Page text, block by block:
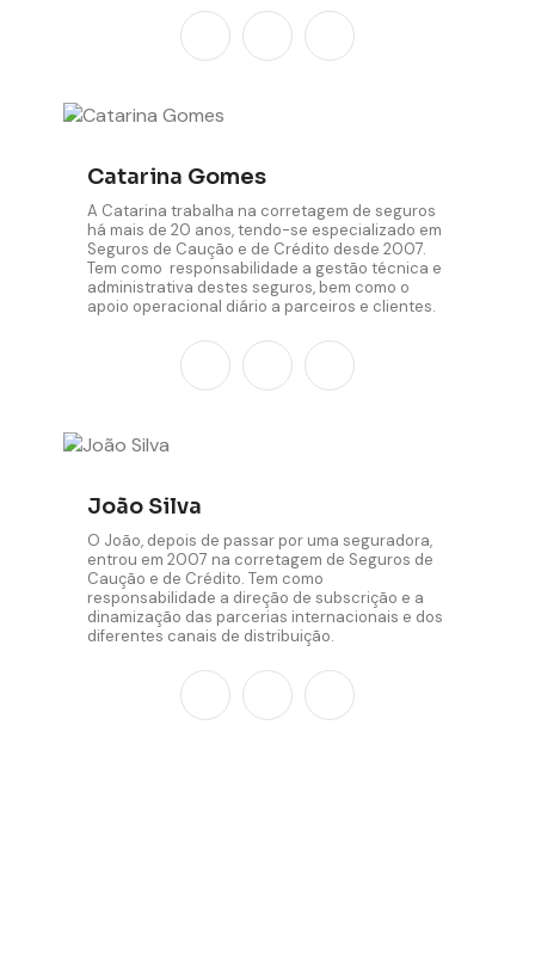
Catarina Gomes
A Catarina trabalha na corretagem de seguros
há mais de 20 anos, tendo-se especializado em
Seguros de Caução e de Crédito desde 2007.
Tem como responsabilidade a gestão técnica e
administrativa destes seguros, bem como o
apoio operacional diário a parceiros e clientes.
João Silva
O João, depois de passar por uma seguradora,
entrou em 2007 na corretagem de Seguros de
Caução e de Crédito. Tem como
responsabilidade a direção de subscrição e a
dinamização das parcerias internacionais e dos
diferentes canais de distribuição.